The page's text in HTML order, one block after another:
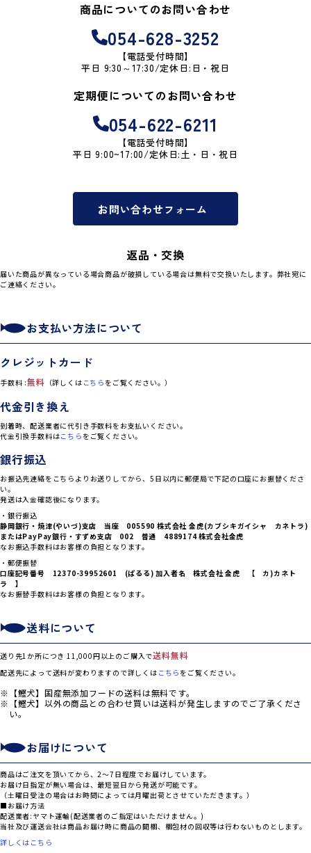
商品についてのお問い合わせ
054-628-3252
【電話受付時間】
平日 9:30～17:30/定休日:日・祝日
定期便についてのお問い合わせ
054-622-6211
【電話受付時間】
平日 9:00~17:00/定休日:土・日・祝日
お問い合わせフォーム
返品・交換
届いた商品が異なっている場合商品が破損している場合は無料で交換いたします。弊社宛に
ご連絡ください。
お支払い方法について
クレジットカード
手数料 :無料 （詳しくは こちら をご覧ください。）
代金引き換え
到着時、配送業者に代引き手数料をお支払いください。
代金引換手数料はこちら をご覧ください。
銀行振込
お振込先連絡をこちらよりお送りしてから、5日以内に郵便局で下記の口座にお振替くださ
い。
発送は入金確認後になります。
・銀行振込
静岡銀行・焼津(やいづ)支店 当座 005590 株式会社 金虎(カブシキガイシャ カネトラ)
またはPayPay銀行・すずめ支店 002 普通 4889174 株式会社金虎
なお振込手数料はお客様の負担となります。
・郵便振替
口座記号番号 12370-39952601 (ぱるる) 加入者名 株式会社 金虎 【 カ)カネト
ラ 】
なお振替手数料はお客様の負担となります。
送料について
送り先1か所につき 11,000円以上のご購入で送料無料
配送先によって送料が変わりますので詳しくは こちら をご覧ください。
【鰹犬】国産無添加フードの送料は無料です。
【鰹犬】以外の商品との合わせ買いは送料が発生しますのでご了承くださ
い。
お届けについて
商品はご注文を頂いてから、2～7日程度でお届けしています。
お届け日指定が無い場合は、最短翌日から発送が可能です。
（土曜日受注の場合はお時間によっては月曜出荷とさせていただきます。）
■お届け方法
配送業者:ヤマト運輸(配送業者のご指定はいただけません。)
当社及び運送会社は商品お届け時に商品の開梱、梱包材の回収等は行わないものとします。
詳しくはこちら